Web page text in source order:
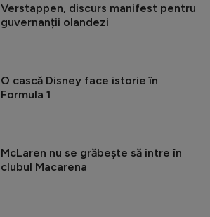
Verstappen, discurs manifest pentru
guvernanții olandezi
O cască Disney face istorie în
Formula 1
McLaren nu se grăbește să intre în
clubul Macarena